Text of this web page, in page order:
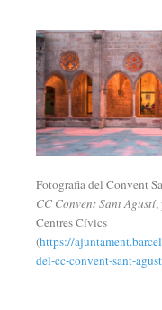
Fotografia del Convent
CC Convent Sant Agustí,
Centres Cívics
(https://
del-cc-convent-sant-